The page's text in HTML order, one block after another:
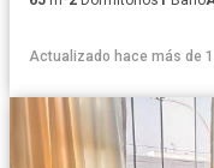
Actualizado hace más de